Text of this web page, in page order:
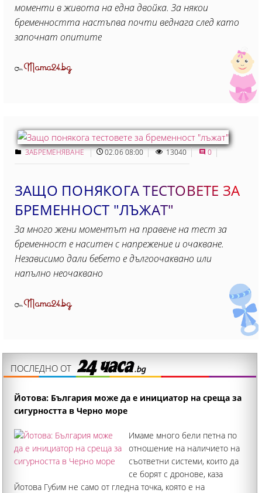
моменти в живота на една двойка. За някои
бременността настъпва почти веднага след като
започнат опитите
ОтMama24.bg
ЗАБРЕМЕНЯВАНЕ 02.06 08:00 13040 0
ЗАЩО ПОНЯКОГА ТЕСТОВЕТЕ ЗА
БРЕМЕННОСТ "ЛЪЖАТ"
За много жени моментът на правене на тест за
бременност е наситен с напрежение и очакване.
Независимо дали бебето е дългоочаквано или
напълно неочаквано
ОтMama24.bg
ПОСЛЕДНО ОТ
Йотова: България може да е инициатор на среща за
сигурността в Черно море
Имаме много бели петна по
отношение на наличието на
съответни системи, които да
се борят с дронове, каза
Йотова Губим не само от гледна точка, която е на